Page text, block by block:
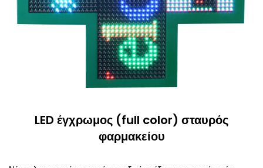
LED έγχρωμος (full color) σταυρός
φαρμακείου